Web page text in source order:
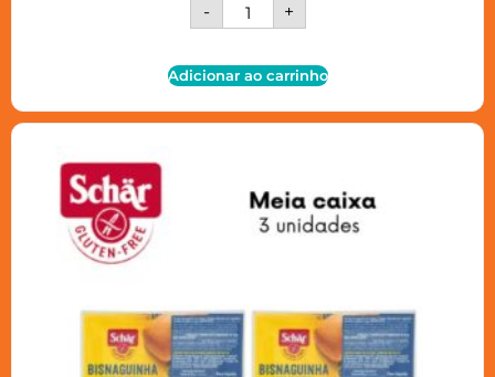
- +
Adicionar ao carrinho